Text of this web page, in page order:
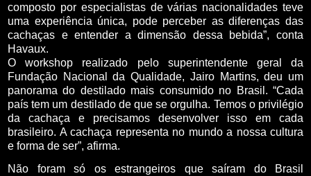
composto por especialistas de várias nacionalidades teve
uma experiência única, pode perceber as diferenças das
cachaças e entender a dimensão dessa bebida”, conta
Havaux.
O workshop realizado pelo superintendente geral da
Fundação Nacional da Qualidade, Jairo Martins, deu um
panorama do destilado mais consumido no Brasil. “Cada
país tem um destilado de que se orgulha. Temos o privilégio
da cachaça e precisamos desenvolver isso em cada
brasileiro. A cachaça representa no mundo a nossa cultura
e forma de ser”, afirma.
Não foram só os estrangeiros que saíram do Brasil